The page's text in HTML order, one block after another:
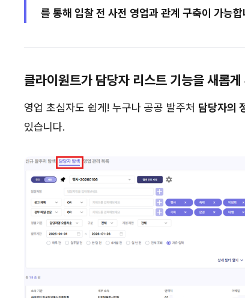
를 통해 입찰 전 사전 영업과 관계 구축이 가능
클라이원트가 담당자 리스트 기능을 새롭
영업 초심자도 쉽게! 누구나 공공 발주처 담당자의
있습니다.